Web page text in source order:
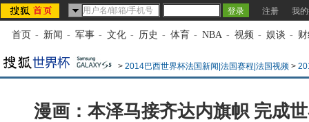
注册 我
首页 - 新闻 - 军事 - 文化 - 历史 - 体育 - NBA - 视频 - 娱谈 -
> 2014巴西世界杯法国新闻|法国赛程|法国视频 >
漫画：本泽马接齐达内旗帜 完成